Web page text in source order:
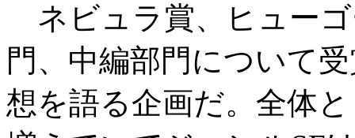
ネビュラ賞、ヒュー
門、中編部門について
想を語る企画だ。全体